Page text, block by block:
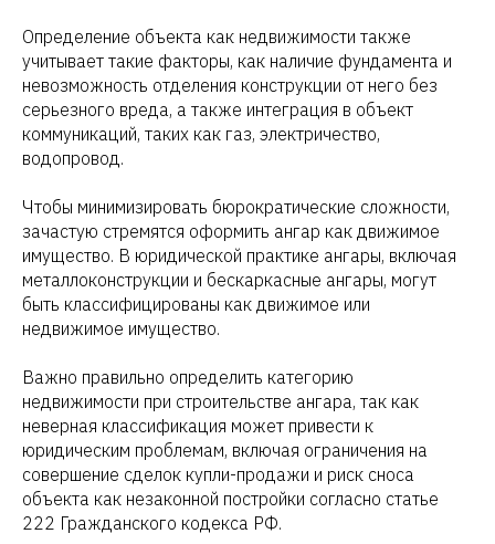
Определение объекта как недвижимости также
учитывает такие факторы, как наличие фундамента и
невозможность отделения конструкции от него без
серьезного вреда, а также интеграция в объект
коммуникаций, таких как газ, электричество,
водопровод.
Чтобы минимизировать бюрократические сложности,
зачастую стремятся оформить ангар как движимое
имущество. В юридической практике ангары, включая
металлоконструкции и бескаркасные ангары, могут
быть классифицированы как движимое или
недвижимое имущество.
Важно правильно определить категорию
недвижимости при строительстве ангара, так как
неверная классификация может привести к
юридическим проблемам, включая ограничения на
совершение сделок купли-продажи и риск сноса
объекта как незаконной постройки согласно статье
222 Гражданского кодекса РФ.